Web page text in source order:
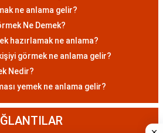
ne anlama gelir?
Ne Demek?
hazırlamak ne anlama?
görmek ne anlama gelir?
Nedir?
yemek ne anlama gelir?